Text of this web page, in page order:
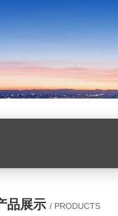
品展示 / PRODUCTS